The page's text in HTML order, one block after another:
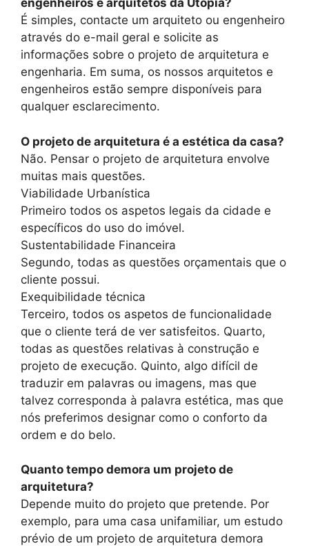
engenheiros e arquitetos da Utopia?
É simples, contacte um arquiteto ou engenheiro
através do e-mail geral e solicite as
informações sobre o projeto de arquitetura e
engenharia. Em suma, os nossos arquitetos e
engenheiros estão sempre disponíveis para
qualquer esclarecimento.
O projeto de arquitetura é a estética da casa?
Não. Pensar o projeto de arquitetura envolve
muitas mais questões.
Viabilidade Urbanística
Primeiro todos os aspetos legais da cidade e
específicos do uso do imóvel.
Sustentabilidade Financeira
Segundo, todas as questões orçamentais que o
cliente possui.
Exequibilidade técnica
Terceiro, todos os aspetos de funcionalidade
que o cliente terá de ver satisfeitos. Quarto,
todas as questões relativas à construção e
projeto de execução. Quinto, algo difícil de
traduzir em palavras ou imagens, mas que
talvez corresponda à palavra estética, mas que
nós preferimos designar como o conforto da
ordem e do belo.
Quanto tempo demora um projeto de
arquitetura?
Depende muito do projeto que pretende. Por
exemplo, para uma casa unifamiliar, um estudo
prévio de um projeto de arquitetura demora